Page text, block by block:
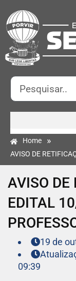
Home »
AVISO DE
AVISO DE
EDITAL
19 de
09:39